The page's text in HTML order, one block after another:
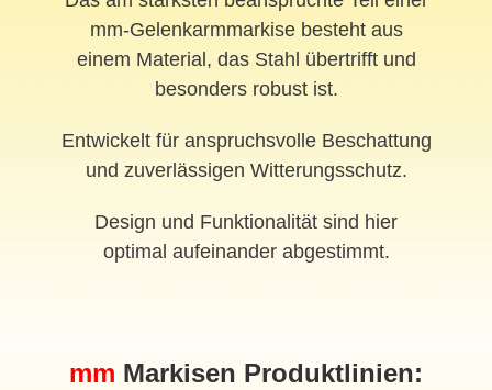
mm-Gelenkarmmarkise besteht aus
einem Material, das Stahl übertrifft und
besonders robust ist.
Entwickelt für anspruchsvolle Beschattung
und zuverlässigen Witterungsschutz.
Design und Funktionalität sind hier
optimal aufeinander abgestimmt.
mm Markisen Produktlinien: